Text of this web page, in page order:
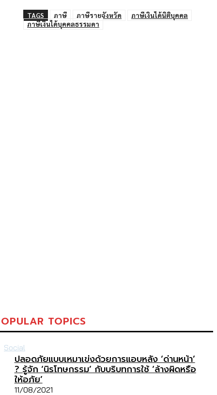
TAGS ภาษี ภาษีรายจังหวัด
ภาษีเงินได้นิติบุคคล
ภาษีเงินได้บุคคลธรรมดา
TOPICS
Social
ปลอดภัยแบบเหมาเข่งด้วยการแอบหลัง ‘ด่านหน้า’
? รู้จัก ‘นิรโทษกรรม’ กับบริบทการใช้ ‘ล้างผิดหรือ
ให้อภัย’
11/08/2021